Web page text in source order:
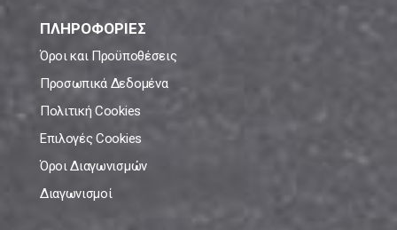
ΠΛΗΡΟΦΟΡΙΕΣ
Όροι και Προϋποθέσεις
Προσωπικά Δεδομένα
Πολιτική Cookies
Επιλογές Cookies
Όροι Διαγωνισμών
Διαγωνισμοί